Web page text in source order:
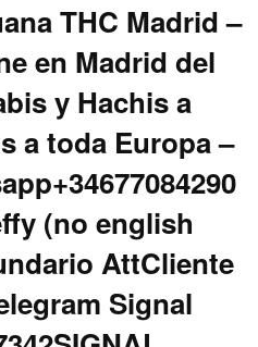
THC Madrid –
en Madrid del
y Hachis a
a toda Europa –
(no english
AttCliente
Signal